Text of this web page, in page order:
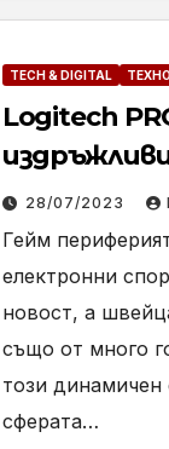
TECH & DIGITAL
Logitech
за
(Ревю)
28/07/2023
Гейм
електронни
новост, а
също от много
този динамичен
сферата…